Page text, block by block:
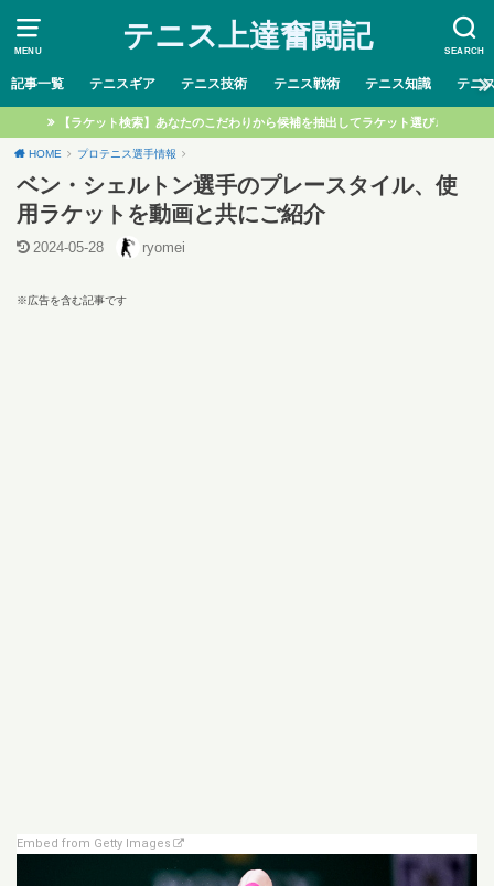
MENU SEARCH
テニス上達奮闘記
記事一覧 テニスギア テニス技術 テニス戦術 テニス知識 テニ
【ラケット検索】あなたのこだわりから候補を抽出してラケット選び♩
HOME プロテニス選手情報
ベン・シェルトン選手のプレースタイル、使
用ラケットを動画と共にご紹介
2024-05-28 ryomei
※広告を含む記事です
Embed from Getty Images